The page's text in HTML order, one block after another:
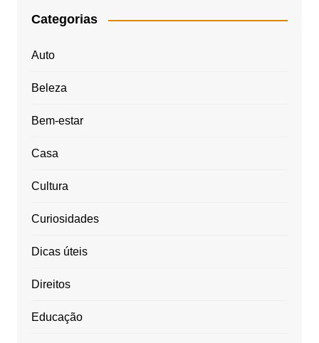
Categorias
Auto
Beleza
Bem-estar
Casa
Cultura
Curiosidades
Dicas úteis
Direitos
Educação